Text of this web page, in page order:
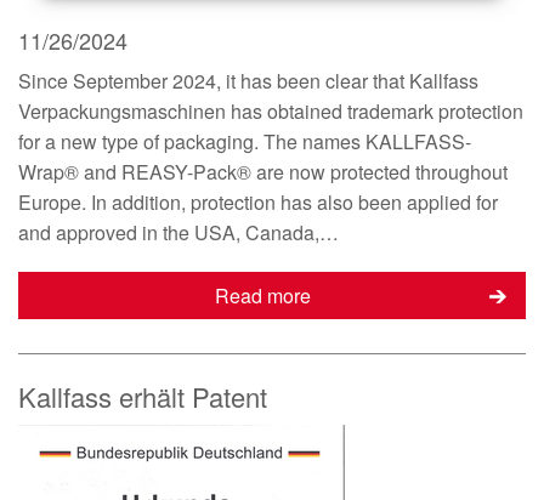
11/26/2024
Since September 2024, it has been clear that Kallfass
Verpackungsmaschinen has obtained trademark protection
for a new type of packaging. The names KALLFASS-
Wrap® and REASY-Pack® are now protected throughout
Europe. In addition, protection has also been applied for
and approved in the USA, Canada,…
Read more
Kallfass erhält Patent